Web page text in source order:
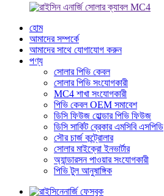
হোম
আমাদের সম্পর্কে
আমাদের সাথে যোগাযোগ করুন
পণ্য
সোলার পিভি কেবল
সোলার পিভি সংযোগকারী
MC4 শাখা সংযোগকারী
পিভি কেবল OEM সমাবেশ
ডিসি ফিউজ হোল্ডার পিভি ফিউজ
ডিসি সার্কিট ব্রেকার এমসিবি এসপিডি
সৌর চার্জ কন্ট্রোলার
সোলার মাইক্রো ইনভার্টার
অ্যান্ডারসন পাওয়ার সংযোগকারী
পিভি টুল আনুষাঙ্গিক